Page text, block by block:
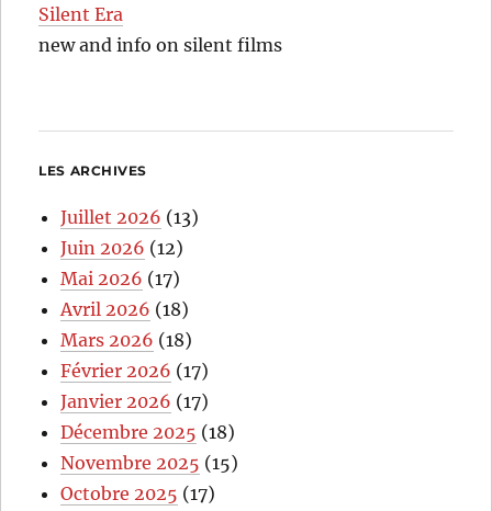
Silent Era
new and info on silent films
LES ARCHIVES
Juillet 2026 (13)
Juin 2026 (12)
Mai 2026 (17)
Avril 2026 (18)
Mars 2026 (18)
Février 2026 (17)
Janvier 2026 (17)
Décembre 2025 (18)
Novembre 2025 (15)
Octobre 2025 (17)